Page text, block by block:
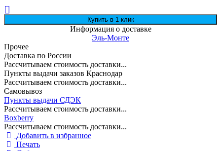
Информация о доставке
Эль-Монте
Прочее
Доставка по России
Рассчитываем стоимость доставки...
Пункты выдачи заказов Краснодар
Рассчитываем стоимость доставки...
Самовывоз
Пункты выдачи СДЭК
Рассчитываем стоимость доставки...
Boxberry
Рассчитываем стоимость доставки...
Добавить в избранное
Печать